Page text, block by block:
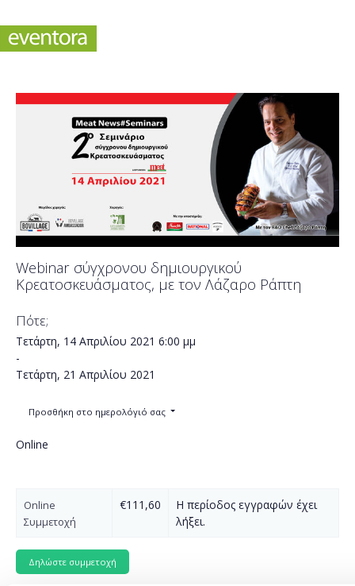
Webinar σύγχρονου δημιουργικού
Κρεατοσκευάσματος, με τον Λάζαρο Ράπτη
Πότε;
Τετάρτη, 14 Απριλίου 2021 6:00 μμ
-
Τετάρτη, 21 Απριλίου 2021
Προσθήκη στο ημερολόγιό σας
Online
Online
Συμμετοχή
€111,60
Η περίοδος εγγραφών έχει
λήξει.